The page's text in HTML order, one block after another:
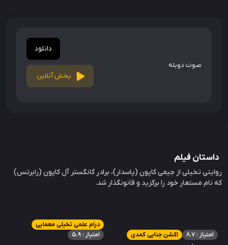
صوت دوبله
دانلود
پخش آنلاین
داستان فیلم
روایتی تخیلی از جیمی کاپون (پاسدار)، برادر گانگستر آل کاپون (رابرتس)
که نام مستعار خود را برگزید و قانونگذار شد.
اکشن جنایی کمدی امتیاز : 8.7
درام علمی تخیلی معمایی
امتیاز : 5.9